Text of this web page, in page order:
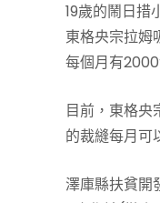
19歲的鬧日措
東格央宗拉姆
每個月有
目前，東格央
的裁縫每月可
澤庫縣扶貧開